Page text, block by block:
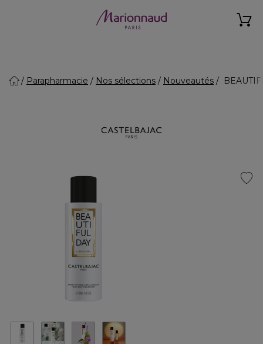
Parapharmacie Nos sélections Nouveautés